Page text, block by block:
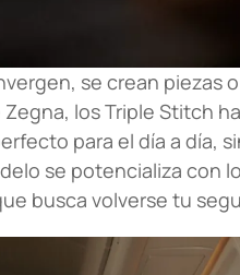
se crean piezas
los Triple Stitch
para el día a día,
se potencializa con
busca volverse tu